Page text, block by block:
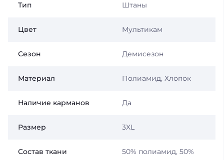
Тип Штаны
Цвет Мультикам
Сезон Демисезон
Материал Полиамид, Хлопок
Наличие карманов Да
Размер 3XL
Состав ткани
50% полиамид, 50%